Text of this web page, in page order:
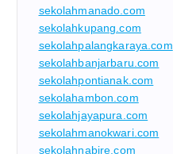
sekolahmanado.com
sekolahkupang.com
sekolahpalangkaraya.com
sekolahbanjarbaru.com
sekolahpontianak.com
sekolahambon.com
sekolahjayapura.com
sekolahmanokwari.com
sekolahnabire.com